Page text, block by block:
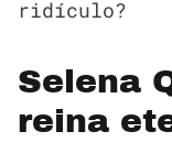
ridículo?
Selena
reina